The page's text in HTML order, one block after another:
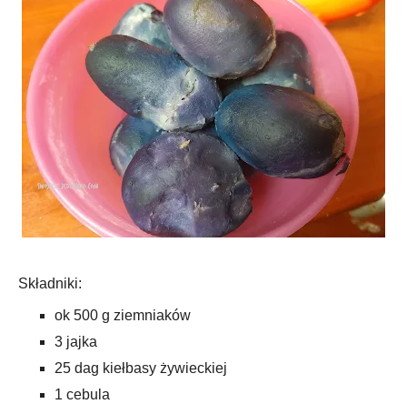
Składniki:
ok 500 g ziemniaków
3 jajka
25 dag kiełbasy żywieckiej
1 cebula